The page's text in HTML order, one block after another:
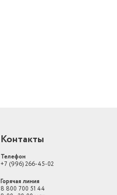
Контакты
Телефон
+7 (996) 266-45-02
Горячая линия
8 800 700 51 44